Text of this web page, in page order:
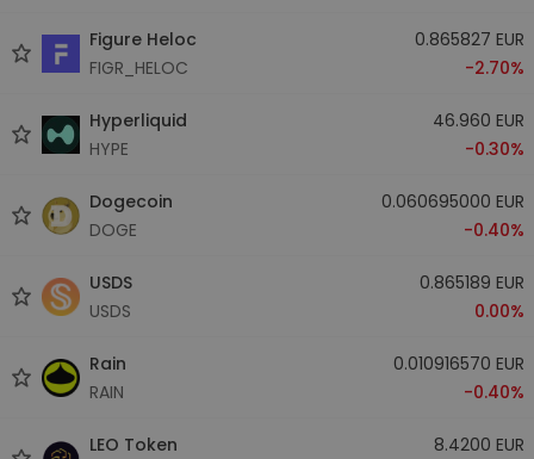
Figure Heloc
FIGR_HELOC
0.865827 EUR
-2.70%
Hyperliquid
HYPE
46.960 EUR
-0.30%
Dogecoin
DOGE
0.060695000 EUR
-0.40%
USDS
USDS
0.865189 EUR
0.00%
Rain
RAIN
0.010916570 EUR
-0.40%
LEO Token
8.4200 EUR